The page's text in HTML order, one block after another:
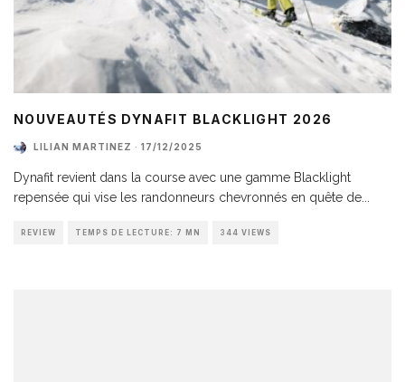
NOUVEAUTÉS DYNAFIT BLACKLIGHT 2026
LILIAN MARTINEZ · 17/12/2025
Dynafit revient dans la course avec une gamme Blacklight
repensée qui vise les randonneurs chevronnés en quête de
REVIEW TEMPS DE LECTURE: 7 MN 344 VIEWS